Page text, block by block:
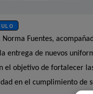
Norma Fuentes,
entrega de nuevos
el objetivo de fortalecer
en el cumplimiento de